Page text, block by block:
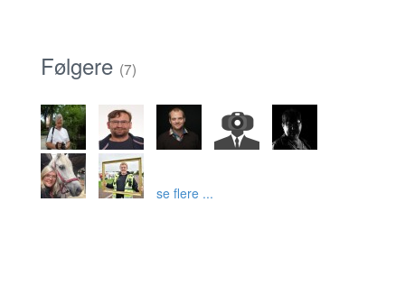
Følgere (7)
se flere ...